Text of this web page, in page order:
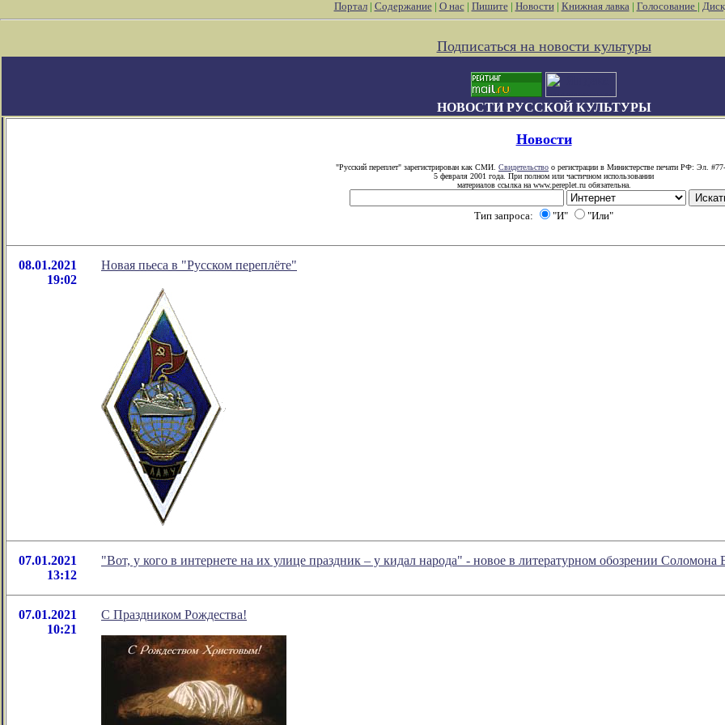
Портал| Содержание| О нас| Пишите| Новости| Книжная лавка| Голосование |
Подписаться на новости культуры
НОВОСТИ РУССКОЙ КУЛЬТУРЫ
Новости
"Русский переплет" зарегистрирован как СМИ. Свидетельство о регистрации в Министерстве печати РФ: Эл.
5 февраля 2001 года. При полном или частичном использовании
материалов ссылка на www.pereplet.ru обязательна.
Тип запроса: "И" "Или"
08.01.2021
19:02
Новая пьеса в "Русском переплёте"
07.01.2021
13:12
"Вот, у кого в интернете на их улице праздник – у кидал народа" - новое в литературном обозрении Соломона
07.01.2021
10:21
С Праздником Рождества!